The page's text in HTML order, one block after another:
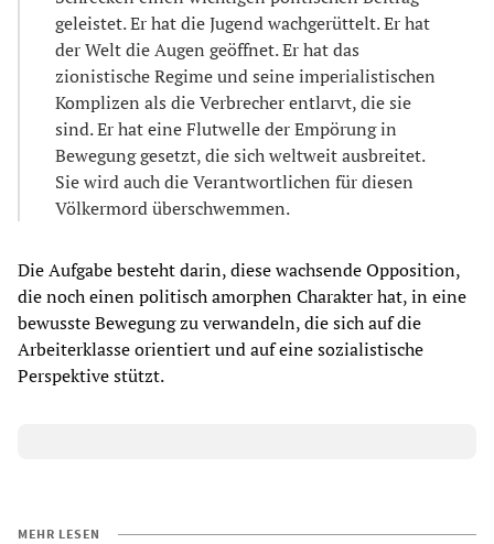
geleistet. Er hat die Jugend wachgerüttelt. Er hat
der Welt die Augen geöffnet. Er hat das
zionistische Regime und seine imperialistischen
Komplizen als die Verbrecher entlarvt, die sie
sind. Er hat eine Flutwelle der Empörung in
Bewegung gesetzt, die sich weltweit ausbreitet.
Sie wird auch die Verantwortlichen für diesen
Völkermord überschwemmen.
Die Aufgabe besteht darin, diese wachsende Opposition,
die noch einen politisch amorphen Charakter hat, in eine
bewusste Bewegung zu verwandeln, die sich auf die
Arbeiterklasse orientiert und auf eine sozialistische
Perspektive stützt.
MEHR LESEN